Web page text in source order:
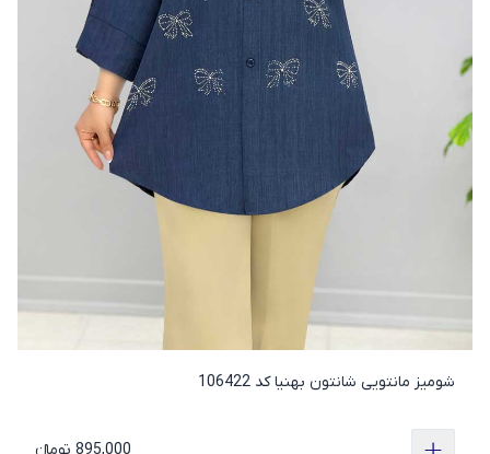
شومیز مانتویی شانتون بهنیا کد 106422
895,000 تومانء